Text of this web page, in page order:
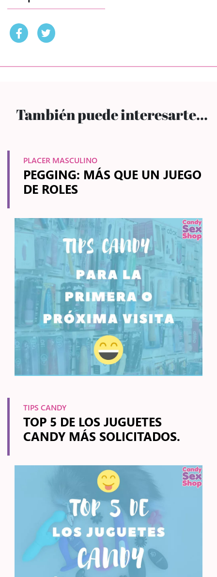
También puede interesarte...
TIPS CANDY
TOP 5 DE LOS JUGUETES
CANDY MÁS SOLICITADOS.
PLACER MASCULINO
PEGGING: MÁS QUE UN JUEGO
DE ROLES